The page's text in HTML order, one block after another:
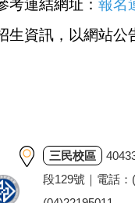
考連結網址： 報名
生資訊，以網站公
三民校區
段129號｜電話：